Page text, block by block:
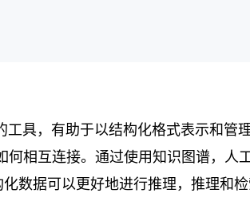
具，有助于以结构化格式表示和管
相互连接。通过使用知识图谱，人
数据可以更好地进行推理，推理和